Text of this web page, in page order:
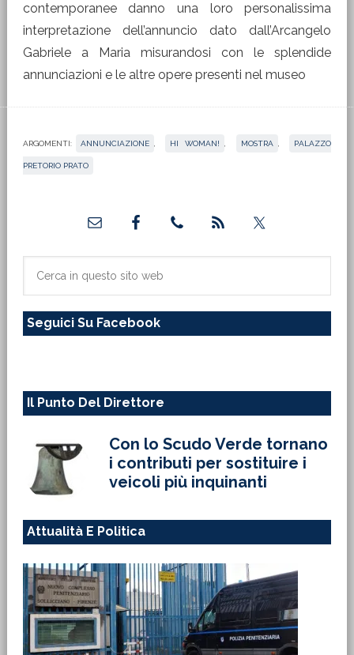
contemporanee danno una loro personalissima
interpretazione dell’annuncio dato dall’Arcangelo
Gabriele a Maria misurandosi con le splendide
annunciazioni e le altre opere presenti nel museo
ARGOMENTI: ANNUNCIAZIONE HI WOMAN! MOSTRA PALAZZO
PRETORIO PRATO
primaria
sito
Seguici Su Facebook
Il Punto Del Direttore
Con lo Scudo Verde tornano
i contributi per sostituire i
veicoli più inquinanti
Attualità E Politica